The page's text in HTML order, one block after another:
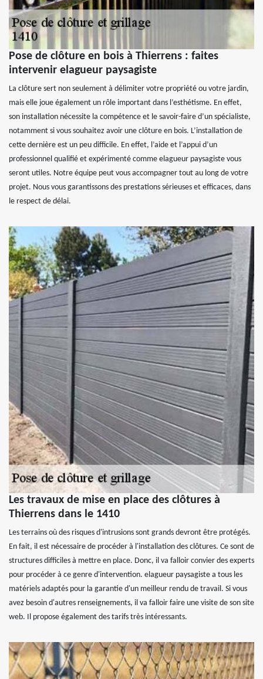
Pose de clôture en bois à Thierrens : faites
intervenir elagueur paysagiste
La clôture sert non seulement à délimiter votre propriété ou votre jardin,
mais elle joue également un rôle important dans l’esthétisme. En effet,
son installation nécessite la compétence et le savoir-faire d’un spécialiste,
notamment si vous souhaitez avoir une clôture en bois. L’installation de
cette dernière est un peu difficile. En effet, l’aide et l’appui d’un
professionnel qualifié et expérimenté comme elagueur paysagiste vous
seront utiles. Notre équipe peut vous accompagner tout au long de votre
projet. Nous vous garantissons des prestations sérieuses et efficaces, dans
le respect de délai.
Les travaux de mise en place des clôtures à
Thierrens dans le 1410
Les terrains où des risques d'intrusions sont grands devront être protégés.
En fait, il est nécessaire de procéder à l'installation des clôtures. Ce sont de
structures difficiles à mettre en place. Donc, il va falloir convier des experts
pour procéder à ce genre d'intervention. elagueur paysagiste a tous les
matériels adaptés pour la garantie d'un meilleur rendu de travail. Si vous
avez besoin d'autres renseignements, il va falloir faire une visite de son site
web. Il propose également des tarifs très intéressants.